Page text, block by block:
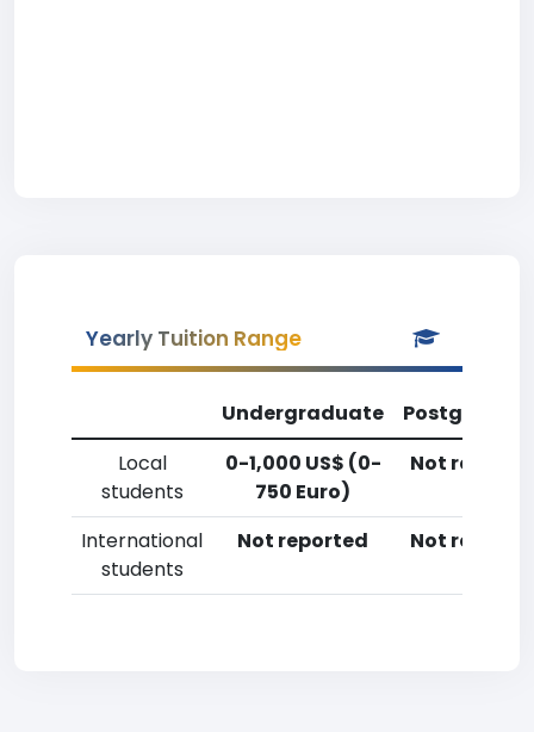
Yearly Tuition Range
Undergraduate
Local
students
0-1,000 US$ (0-
750 Euro)
Not
International
students
Not reported Not